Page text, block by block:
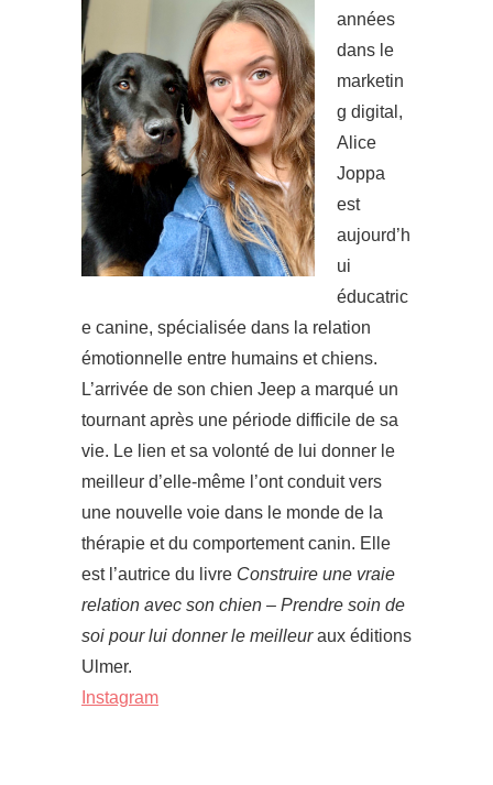
années
dans le
marketin
g digital,
Alice
Joppa
est
aujourd’h
ui
éducatric
e canine, spécialisée dans la relation
émotionnelle entre humains et chiens.
L’arrivée de son chien Jeep a marqué un
tournant après une période difficile de sa
vie. Le lien et sa volonté de lui donner le
meilleur d’elle-même l’ont conduit vers
une nouvelle voie dans le monde de la
thérapie et du comportement canin. Elle
est l’autrice du livre Construire une vraie
relation avec son chien – Prendre soin de
soi pour lui donner le meilleuraux éditions
Ulmer.
Instagram